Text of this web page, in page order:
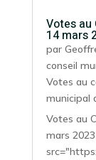
Votes au
14 mars
par
conseil
Votes au
municipal
Votes au
mars